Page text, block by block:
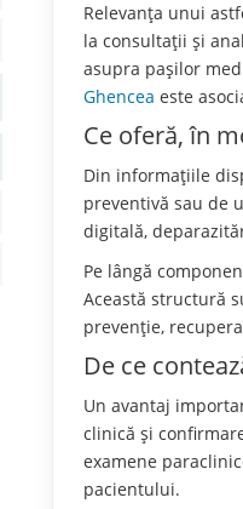
Relevanța unui
la consultații și
asupra pașilor
Ghencea este
Ce oferă, în
Din informațiile
preventivă sau de
digitală,
Pe lângă
Această structură
prevenție,
De ce
Un avantaj
clinică și
examene
pacientului.